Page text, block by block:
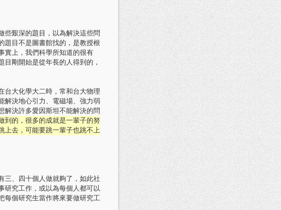
艱深的題目，以為解決這些問
題目不是圖書館找的，是教授根
實上，我們科學所知道的很有
剛開始是從年長的人得到的，
大化學大二時，常和台大物理
解決地心引力、電磁場、強力弱
解決許多愛因斯坦不能解決的問
到的，很多的成就是一輩子的努
上去，可能要跳一輩子也跳不上
、四十個人做就夠了，如此社
研究工作，或以為每個人都可以
每個研究生當作將來要做研究工